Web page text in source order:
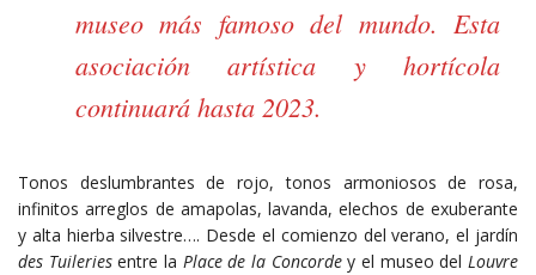
museo más famoso del mundo. Esta
asociación artística y hortícola
continuará hasta 2023.
Tonos deslumbrantes de rojo, tonos armoniosos de rosa,
infinitos arreglos de amapolas, lavanda, elechos de exuberante
y alta hierba silvestre…. Desde el comienzo del verano, el jardín
des Tuileriesentre la Place de la Concordey el museo del Louvre